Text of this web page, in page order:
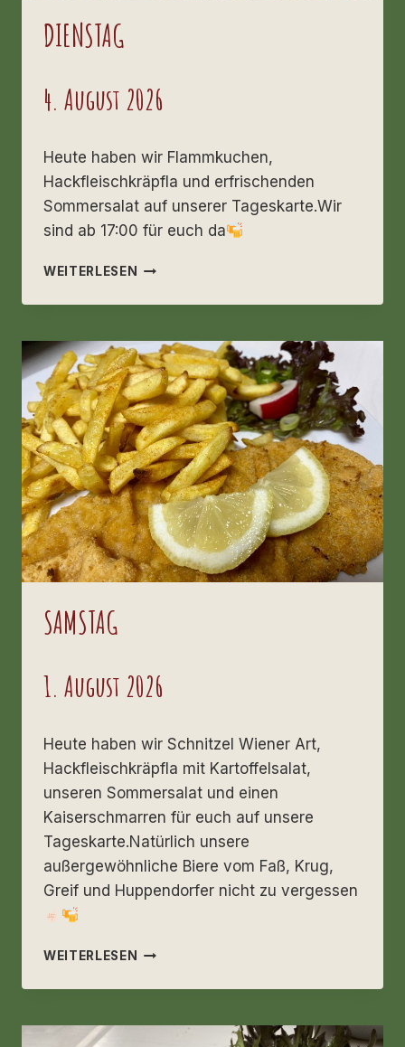
DIENSTAG
4. August 2026
Heute haben wir Flammkuchen,
Hackfleischkräpfla und erfrischenden
Sommersalat auf unserer Tageskarte.Wir
sind ab 17:00 für euch da
WEITERLESEN DIENSTAG
SAMSTAG
1. August 2026
Heute haben wir Schnitzel Wiener Art,
Hackfleischkräpfla mit Kartoffelsalat,
unseren Sommersalat und einen
Kaiserschmarren für euch auf unsere
Tageskarte.Natürlich unsere
außergewöhnliche Biere vom Faß, Krug,
Greif und Huppendorfer nicht zu vergessen
WEITERLESEN SAMSTAG